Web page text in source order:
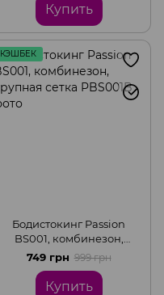
Купить
КЭШБЕК
Бодистокинг Passion
BS001, комбинезон,
крупная сетка, Black, S-L
749 грн 999 грн
Купить